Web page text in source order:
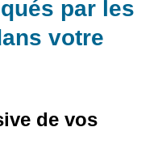
par les
votre
de vos